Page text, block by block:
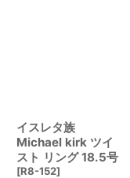
イスレタ族
Michael kirk ツイ
スト リング 18.5号
[R8-152]